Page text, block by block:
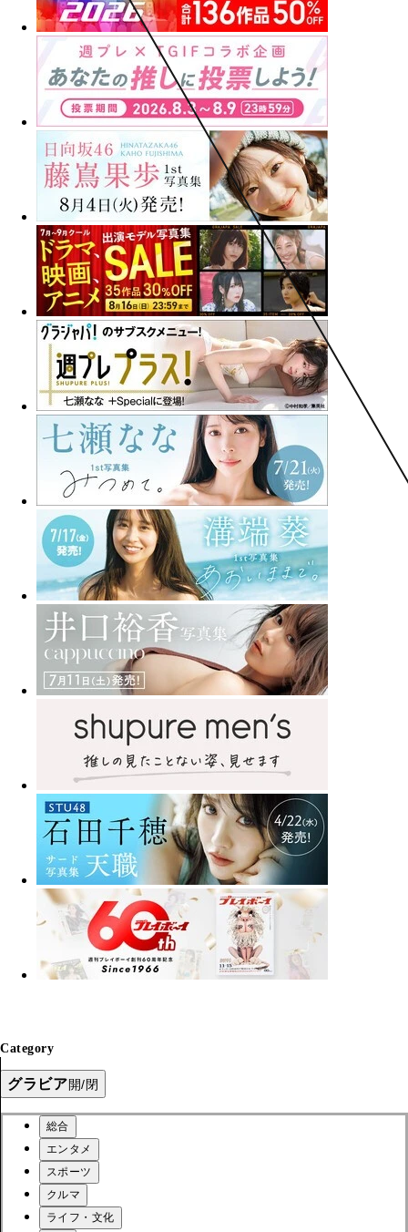
Category
グラビア開/閉
総合
エンタメ
スポーツ
クルマ
ライフ・文化